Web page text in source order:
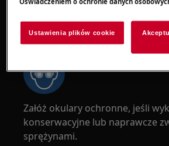
OSTRZEŻENIE!RYZYKO
Załóż okulary ochronne, jeśli
konserwacyjne lub naprawcze
sprężynami.
Ustawienia plików cookie